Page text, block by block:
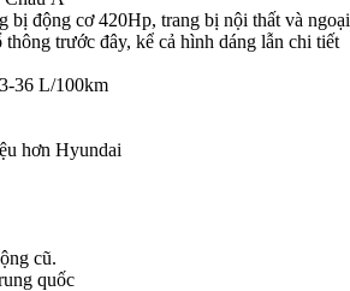
bị động cơ 420Hp, trang bị nội thất và ngoại
thông trước đây, kể cả hình dáng lẫn chi tiết
36 L/100km
hơn Hyundai
cũ.
quốc